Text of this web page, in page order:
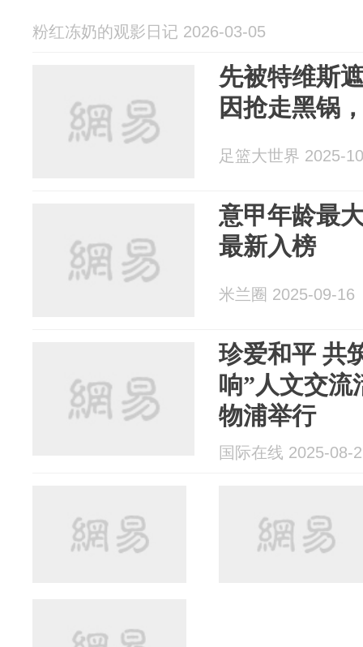
粉红冻奶的观影日记 2026-03-05
先被特维斯
因抢走黑锅
足篮大世界 2025-
意甲年龄最
最新入榜
米兰圈 2025-09-16
珍爱和平 共
响”人文交流
物浦举行
国际在线 2025-08-